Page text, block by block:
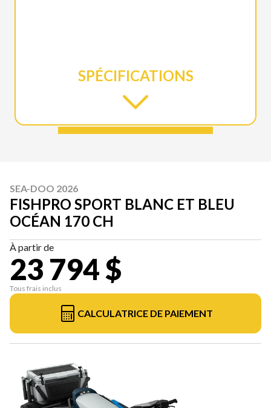
SPÉCIFICATIONS
SEA-DOO 2026
FISHPRO SPORT BLANC ET BLEU
OCÉAN 170 CH
À partir de
23 794 $
Tous frais inclus
CALCULATRICE DE PAIEMENT